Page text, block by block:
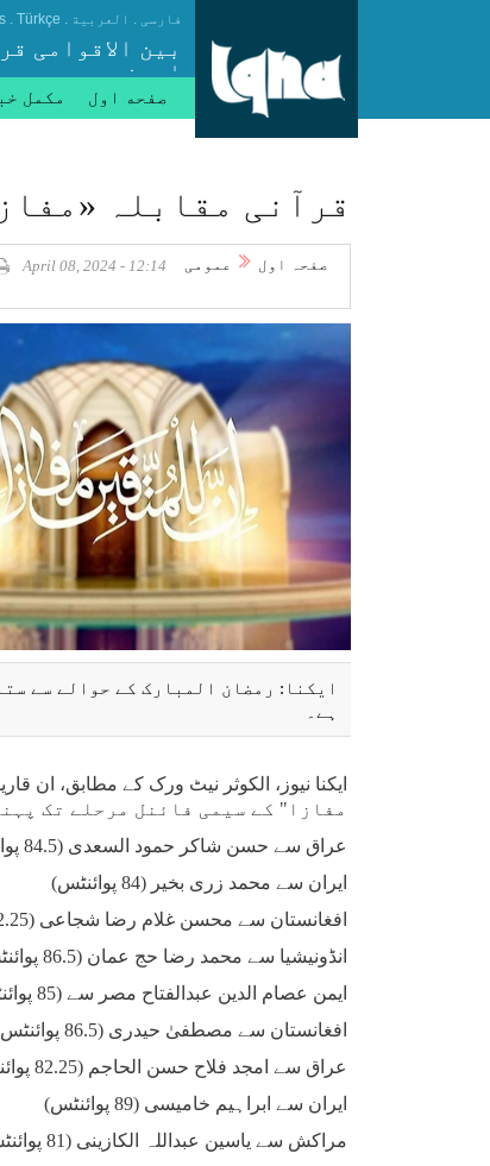
فارسی . العربیة .
Türkçe
.
بین الاقوامی
ایجنسی
صفحه اول مکمل
قرآنی مقابلہ
صفحہ اول عمومی
12:14 - April 08, 2024
ایکنا: رمضان المبارک کے حوالے سے
ہے۔
مفازا" کے سیمی فائنل مرحلے تک
عراق سے حسن شاکر حمود السعدی (84.5 پوائنٹس)
ایران سے محمد زری بخیر (84 پوائنٹس)
افغانستان سے محسن غلام رضا شجاعی (82.25 پوائنٹس)
انڈونیشیا سے محمد رضا حج عمان (86.5 پوائنٹس)
ایمن عصام الدین عبدالفتاح مصر سے (85 پوائنٹس)
افغانستان سے مصطفیٰ حیدری (86.5 پوائنٹس)
عراق سے امجد فلاح حسن الحاجم (82.25 پوائنٹس)
ایران سے ابراہیم خامیسی (89 پوائنٹس)
مراکش سے یاسین عبداللہ الکازینی (81 پوائنٹس)